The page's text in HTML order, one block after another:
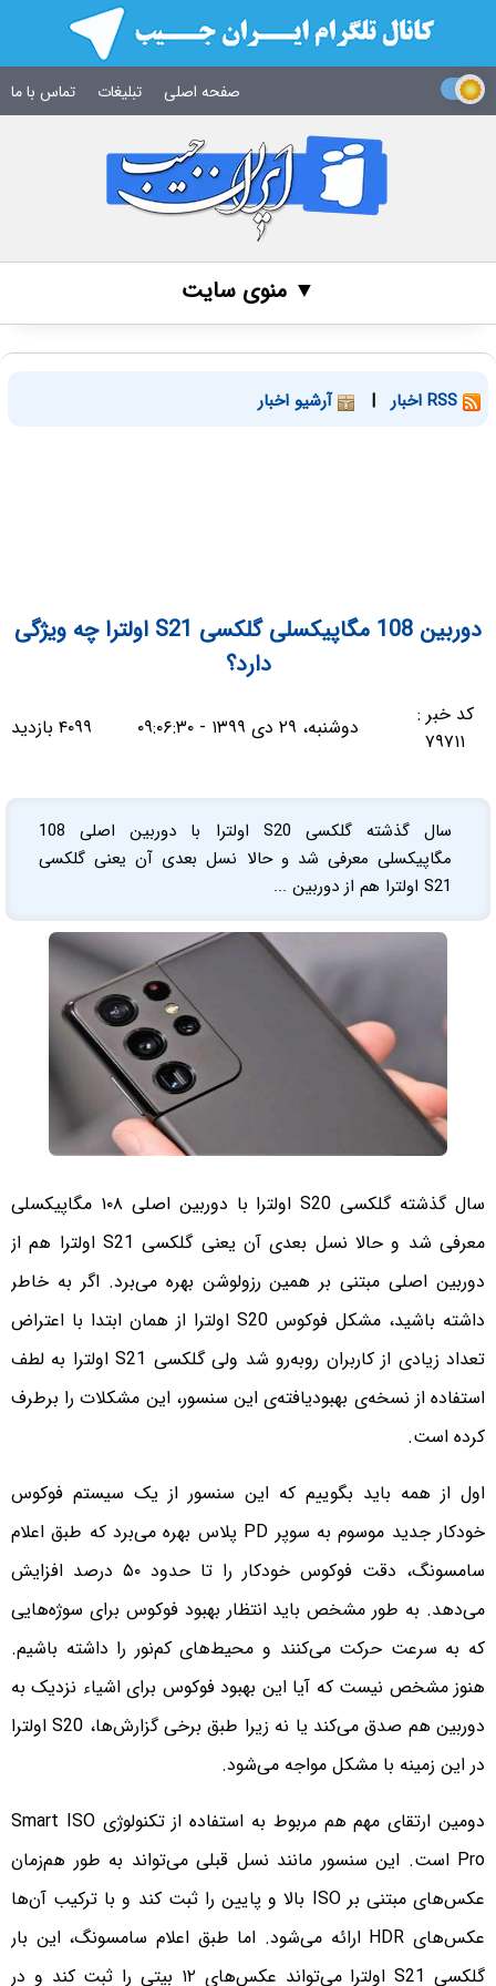
صفحه اصلی تبلیغات تماس با ما
▼ منوی سایت
| آرشیو اخبار
دوربین 108 مگاپیکسلی گلکسی S21 اولترا چه ویژگی
دارد؟
کد خبر :
۷۹۷۱۱
دوشنبه، ۲۹ دی ۱۳۹۹ - ۰۹:۰۶:۳۰ ۴۰۹۹ بازدید
سال گذشته گلکسی S20 اولترا با دوربین اصلی 108
مگاپیکسلی معرفی شد و حالا نسل بعدی آن یعنی گلکسی
S21 اولترا هم از دوربین ...
سال گذشته گلکسی S20 اولترا با دوربین اصلی ۱۰۸ مگاپیکسلی
معرفی شد و حالا نسل بعدی آن یعنی گلکسی S21 اولترا هم از
دوربین اصلی مبتنی بر همین رزولوشن بهره می‌برد. اگر به خاطر
داشته باشید، مشکل فوکوس S20 اولترا از همان ابتدا با اعتراض
تعداد زیادی از کاربران روبه‌رو شد ولی گلکسی S21 اولترا به لطف
استفاده از نسخه‌ی بهبودیافته‌ی این سنسور، این مشکلات را برطرف
کرده است.
اول از همه باید بگوییم که این سنسور از یک سیستم فوکوس
خودکار جدید موسوم به سوپر PD پلاس بهره می‌برد که طبق اعلام
سامسونگ، دقت فوکوس خودکار را تا حدود ۵۰ درصد افزایش
می‌دهد. به طور مشخص باید انتظار بهبود فوکوس برای سوژه‌هایی
که به سرعت حرکت می‌کنند و محیط‌های کم‌نور را داشته باشیم.
هنوز مشخص نیست که آیا این بهبود فوکوس برای اشیاء نزدیک به
دوربین هم صدق می‌کند یا نه زیرا طبق برخی گزارش‌ها، S20 اولترا
در این زمینه با مشکل مواجه می‌شود.
دومین ارتقای مهم هم مربوط به استفاده از تکنولوژی Smart ISO
Pro است. این سنسور مانند نسل قبلی می‌تواند به طور هم‌زمان
عکس‌های مبتنی بر ISO بالا و پایین را ثبت کند و با ترکیب آن‌ها
عکس‌های HDR ارائه می‌شود. اما طبق اعلام سامسونگ، این بار
گلکسی S21 اولترا می‌تواند عکس‌های ۱۲ بیتی را ثبت کند و در